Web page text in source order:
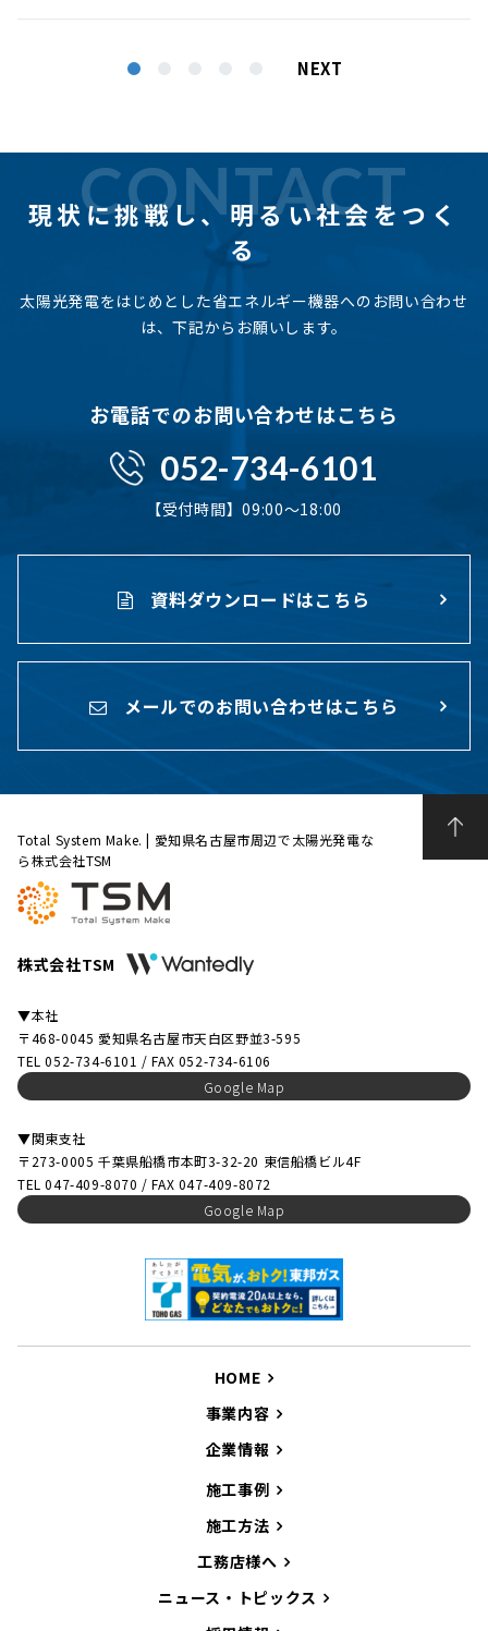
NEXT
CONTACT
現状に挑戦し、明るい社会をつく
る
太陽光発電をはじめとした省エネルギー機器へのお問い合わせ
は、下記からお願いします。
お電話でのお問い合わせはこちら
052-734-6101
【受付時間】09:00〜18:00
資料ダウンロードはこちら
メールでのお問い合わせはこちら
Total System Make. | 愛知県名古屋市周辺で太陽光発電な
ら株式会社TSM
株式会社TSM
▼本社
〒468-0045 愛知県名古屋市天白区野並3-595
TEL 052-734-6101 / FAX 052-734-6106
Google Map
▼関東支社
〒273-0005 千葉県船橋市本町3-32-20 東信船橋ビル4F
TEL 047-409-8070 / FAX 047-409-8072
Google Map
HOME
事業内容
企業情報
施工事例
施工方法
工務店様へ
ニュース・トピックス